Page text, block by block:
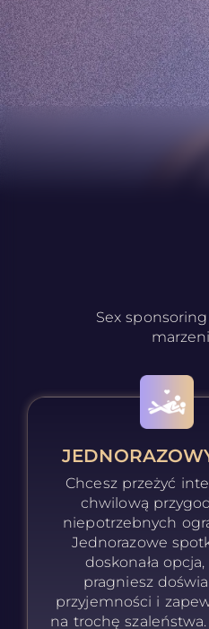
Sex
Chcesz przeżyć
chwilową
niepotrzebnych
Jednorazowe
doskonała
pragniesz
przyjemności i
na trochę